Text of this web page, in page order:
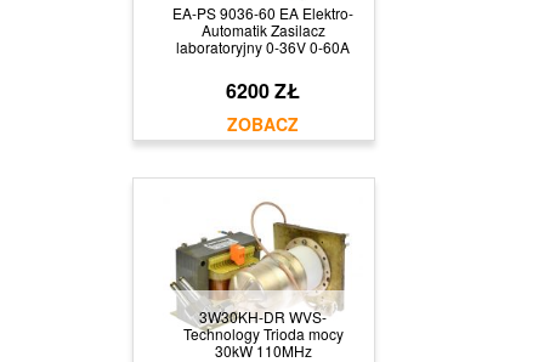
EA-PS 9036-60 EA Elektro-
Automatik Zasilacz
laboratoryjny 0-36V 0-60A
6200 ZŁ
3W30KH-DR WVS-
Technology Trioda mocy
30kW 110MHz